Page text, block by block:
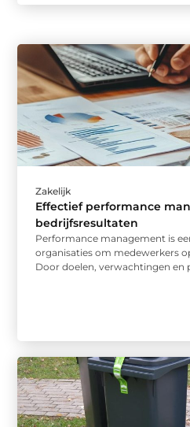
Zakelijk
Effectief performance
bedrijfsresultaten
Performance management is
organisaties om medewerkers
Door doelen, verwachtingen en